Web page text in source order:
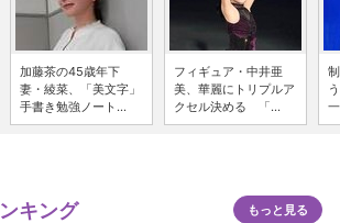
加藤茶の45歳年下
妻・綾菜、「美文字」
手書き勉強ノート...
フィギュア・中井亜
美、華麗にトリプルア
クセル決める 「...
キング もっと見る